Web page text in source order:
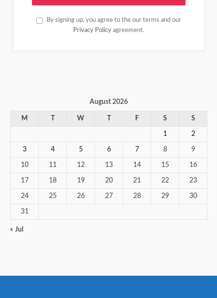
By signing up, you agree to the our terms and our
Privacy Policy agreement.
August 2026
M W F S S
1 2
3 4 5 6 7 8 9
10 11 12 13 14 15 16
17 18 19 20 21 22 23
24 25 26 27 28 29 30
31
« Jul